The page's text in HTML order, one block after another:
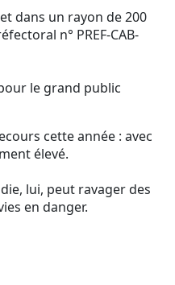
dans un rayon de 200
n° PREF-CAB-
le grand public
cette année : avec
élevé.
lui, peut ravager des
en danger.